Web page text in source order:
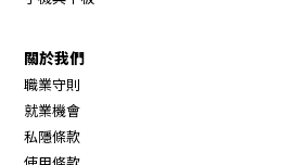
關於我們
職業守則
就業機會
私隱條款